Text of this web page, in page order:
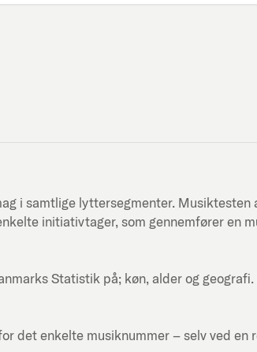
i samtlige lyttersegmenter.
initiativtager, som gennemfører en
Statistik på; køn, alder og
det enkelte musiknummer – selv ved en